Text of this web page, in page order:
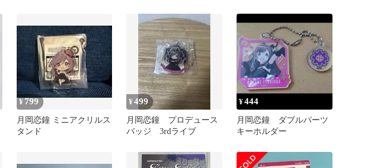
¥ 799
月岡恋鐘 ミニアクリルス
タンド
¥499
月岡恋鐘 プロデュース
バッジ 3rdライブ
¥444
月岡恋鐘 ダブルパーツ
キーホルダー